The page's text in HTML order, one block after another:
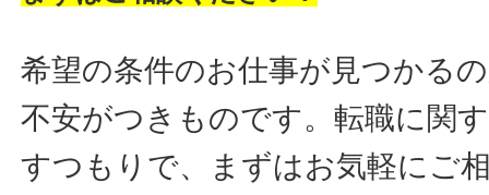
希望の条件のお仕事が見つかる
不安がつきものです。転職に関
すつもりで、まずはお気軽にご